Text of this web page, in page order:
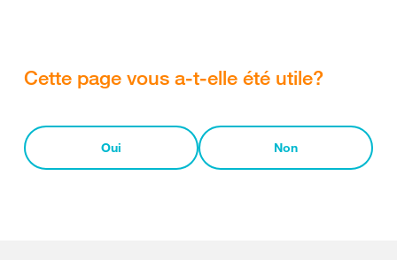
Cette page vous a-t-elle été utile?
Oui Non